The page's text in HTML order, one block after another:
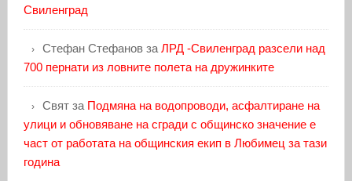
Свиленград
Стефан Стефановза ЛРД -Свиленград разсели над
700 пернати из ловните полета на дружинките
Святза Подмяна на водопроводи, асфалтиране на
улици и обновяване на сгради с общинско значение е
част от работата на общинския екип в Любимец за тази
година